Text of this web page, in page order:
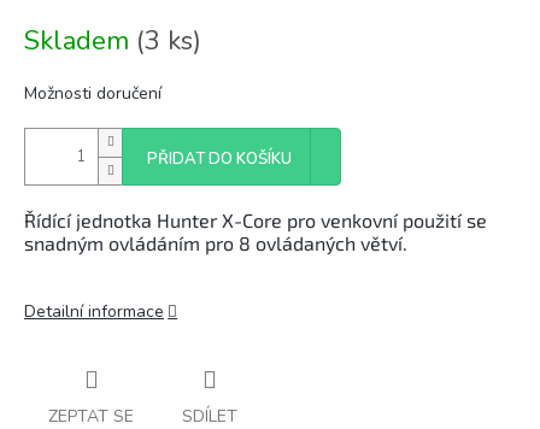
cena:
Skladem (3 ks)
Možnosti doručení
PŘIDAT DO KOŠÍKU
Řídící jednotka Hunter X-Core pro venkovní použití se
snadným ovládáním pro 8 ovládaných větví.
Detailní informace
ZEPTAT SE SDÍLET